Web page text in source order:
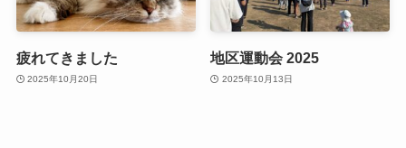
疲れてきました
2025年10月20日
地区運動会 2025
2025年10月13日